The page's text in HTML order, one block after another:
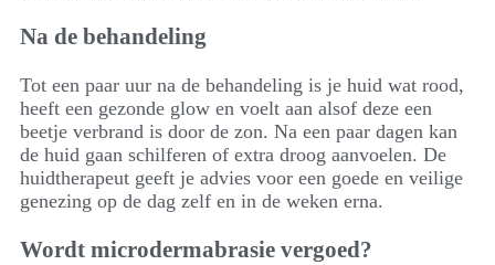
Na de behandeling
Tot een paar uur na de behandeling is je huid wat rood,
heeft een gezonde glow en voelt aan alsof deze een
beetje verbrand is door de zon. Na een paar dagen kan
de huid gaan schilferen of extra droog aanvoelen. De
huidtherapeut geeft je advies voor een goede en veilige
genezing op de dag zelf en in de weken erna.
Wordt microdermabrasie vergoed?